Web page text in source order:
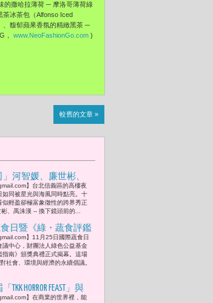
的撒哈拉薄荷 ─ 摩洛哥薄荷綠
茶冰茶包（Alfonso Iced
、馥郁蘋果香氛的精緻黑茶 ─
， www.NeoFashionGo.com )
較舊的文章 »
」河智媛、廉世彬、
娘與店長 當韓星闆娘
】台北信義區的高樓夜
如同被星光與海風同時點亮。十
似輕盈卻極富象徵性的跨界秀正
、禹洙漢 -- 換下鏡頭前的...
蔬食日暨《綠・蔬食評鑑
啟明、戴慶華與陳鴻
開始，蔬食行動點亮
】11月25日國際蔬食日
議中心，財團法人綠色公益基金
指南》頒獎典禮正式揭幕。這場
社會、環境與經濟的永續倡議。
HORROR FEAST」與
讓今年萬聖節從驚嚇
】在商業的世界裡，能